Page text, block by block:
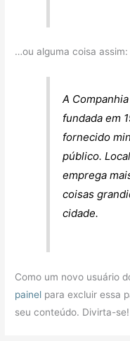
…ou alguma coisa assim:
A
fundada em
fornecido
público.
emprega
coisas
cidade.
Como um novo usuário
painel para excluir essa
seu conteúdo. Divirta-se!